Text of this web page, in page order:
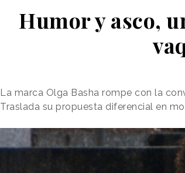
Humor y asco,
La marca Olga Basha rompe con la
Traslada su propuesta diferencial en